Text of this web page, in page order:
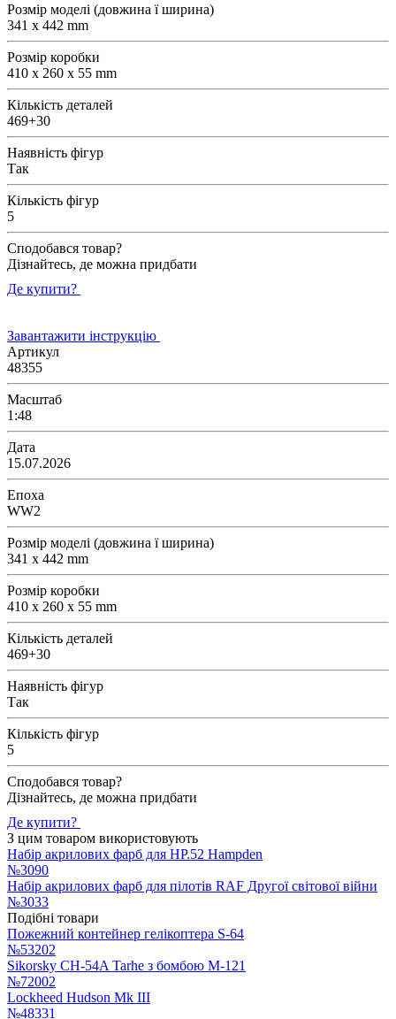
Розмір моделі (довжина ї ширина)
341 х 442 mm
Розмір коробки
410 x 260 x 55 mm
Кількість деталей
469+30
Наявність фігур
Так
Кількість фігур
5
Сподобався товар?
Дізнайтесь, де можна придбати
Де купити?
Завантажити інструкцію
Артикул
48355
Масштаб
1:48
Дата
15.07.2026
Епоха
WW2
Розмір моделі (довжина ї ширина)
341 х 442 mm
Розмір коробки
410 x 260 x 55 mm
Кількість деталей
469+30
Наявність фігур
Так
Кількість фігур
5
Сподобався товар?
Дізнайтесь, де можна придбати
Де купити?
З цим товаром використовують
Набір акрилових фарб для HP.52 Hampden
№3090
Набір акрилових фарб для пілотів RAF Другої світової війни
№3033
Подібні товари
Пожежний контейнер гелікоптера S-64
№53202
Sikorsky CH-54A Tarhe з бомбою M-121
№72002
Lockheed Hudson Mk III
№48331